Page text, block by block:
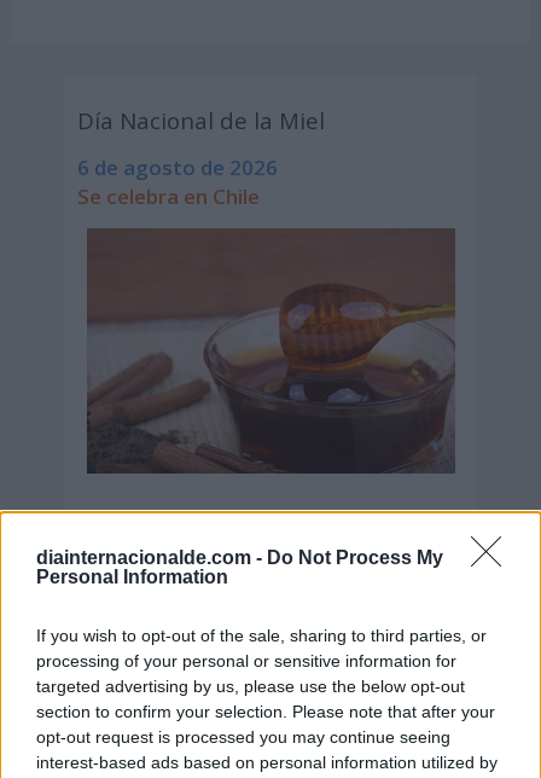
diainternacionalde.com - Do Not Process My
Personal Information
If you wish to opt-out of the sale, sharing to third parties, or
processing of your personal or sensitive information for
targeted advertising by us, please use the below opt-out
section to confirm your selection. Please note that after your
opt-out request is processed you may continue seeing
interest-based ads based on personal information utilized by
Día Nacional de la Miel
6 de agosto de 2026
Se celebra en Chile
Noticias y actualidad sobre Días
Internacionales
Onomástica. Todos los santos